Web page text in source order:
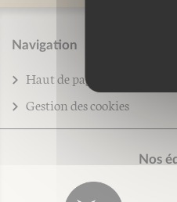
Navigation
Haut de page
Gestion des cookies
Nos